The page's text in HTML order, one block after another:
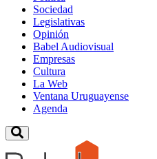
Sociedad
Legislativas
Opinión
Babel Audiovisual
Empresas
Cultura
La Web
Ventana Uruguayense
Agenda